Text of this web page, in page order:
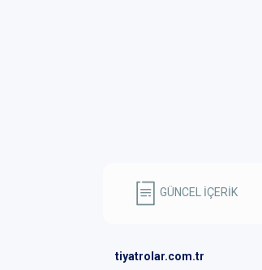
GÜNCEL İÇERİK
tiyatrolar.com.tr